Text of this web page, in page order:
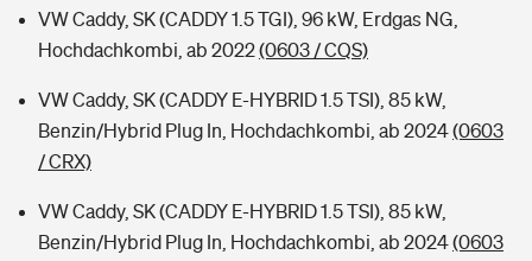
VW Caddy, SK (CADDY 1.5 TGI), 96 kW, Erdgas NG,
Hochdachkombi, ab 2022(0603 / CQS)
VW Caddy, SK (CADDY E-HYBRID 1.5 TSI), 85 kW,
Benzin/Hybrid Plug In, Hochdachkombi, ab 2024(0603
/ CRX)
VW Caddy, SK (CADDY E-HYBRID 1.5 TSI), 85 kW,
Benzin/Hybrid Plug In, Hochdachkombi, ab 2024(0603